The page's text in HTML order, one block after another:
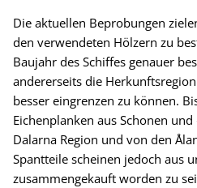
Die aktuellen Beprobungen
den verwendeten Hölzern zu
Baujahr des Schiffes genauer
andererseits die
besser eingrenzen zu können.
Eichenplanken aus Schonen
Dalarna Region und von den
Spantteile scheinen jedoch aus
zusammengekauft worden zu